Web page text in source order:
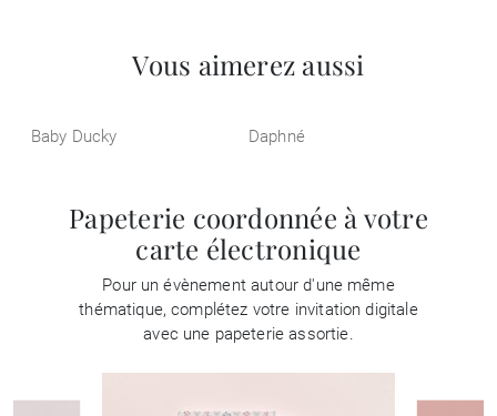
Vous aimerez aussi
Baby Ducky Daphné
Papeterie coordonnée à votre
carte électronique
Pour un évènement autour d'une même
thématique, complétez votre invitation digitale
avec une papeterie assortie.